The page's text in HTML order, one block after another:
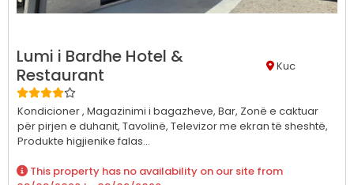
Lumi i Bardhe Hotel &
Restaurant
Kuc
Kondicioner , Magazinimi i bagazheve, Bar, Zonë e caktuar
për pirjen e duhanit, Tavolinë, Televizor me ekran të sheshtë,
Produkte higjienike falas...
This property has no availability on our site from